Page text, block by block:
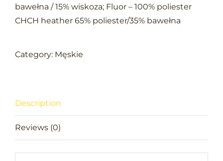
bawełna / 15% wiskoza; Fluor – 100% poliester
CHCH heather 65% poliester/35% bawełna
Category: Męskie
Description
Reviews (0)